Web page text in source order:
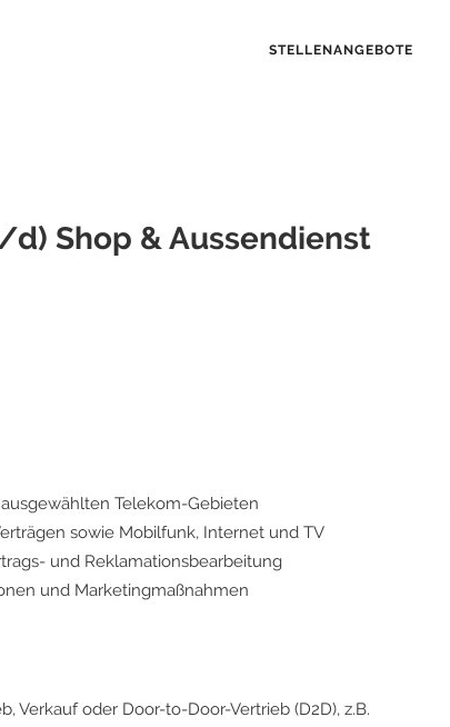
STELLENANGEBOTE
Shop & Aussendienst
Telekom-Gebieten
sowie Mobilfunk, Internet und TV
und Reklamationsbearbeitung
und Marketingmaßnahmen
Verkauf oder Door-to-Door-Vertrieb (D2D), z.B.